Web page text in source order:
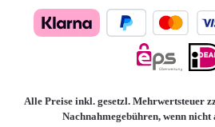
Alle Preise inkl. gesetzl. Mehrwertsteuer
Nachnahmegebühren, wenn nicht